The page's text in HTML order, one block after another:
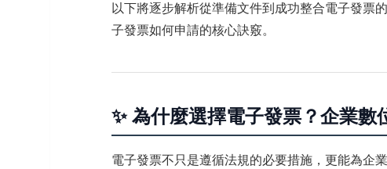
以下將逐步解析從準備文件到成功整合電子發票
子發票如何申請的核心訣竅。
✨ 為什麼選擇電子發票？企業數
電子發票不只是遵循法規的必要措施，更能為企